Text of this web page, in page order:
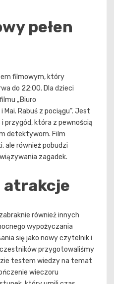
pełen
filmowym, który
do 22:00. Dla dzieci
„Biuro
Rabuś z pociągu”. Jest
przygód, która z pewnością
detektywom. Film
ale również pobudzi
zagadek.
atrakcje
również innych
wypożyczania
się jako nowy czytelnik i
przygotowaliśmy
testem wiedzy na temat
wieczoru